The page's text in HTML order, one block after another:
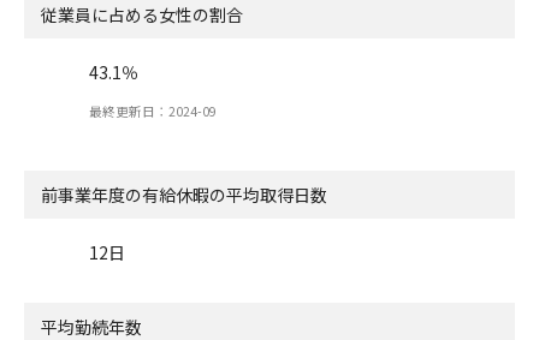
従業員に占める女性の割合
43.1％
最終更新日：2024-09
前事業年度の有給休暇の平均取得日数
12日
平均勤続年数